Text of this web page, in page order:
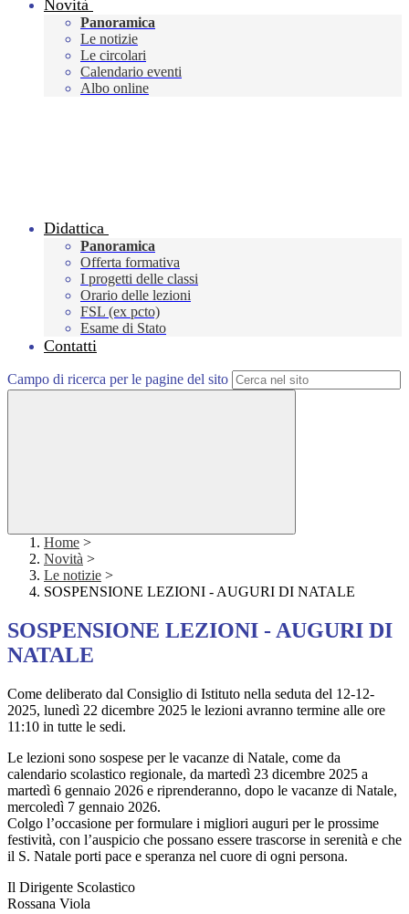
Novità
Panoramica
Le notizie
Le circolari
Calendario eventi
Albo online
Didattica
Panoramica
Offerta formativa
I progetti delle classi
Orario delle lezioni
FSL (ex pcto)
Esame di Stato
Contatti
Campo di ricerca per le pagine del sito
Home >
Novità >
Le notizie >
SOSPENSIONE LEZIONI - AUGURI DI NATALE
SOSPENSIONE LEZIONI - AUGURI DI
NATALE
Come deliberato dal Consiglio di Istituto nella seduta del 12-12-
2025, lunedì 22 dicembre 2025 le lezioni avranno termine alle ore
11:10 in tutte le sedi.
Le lezioni sono sospese per le vacanze di Natale, come da
calendario scolastico regionale, da martedì 23 dicembre 2025 a
martedì 6 gennaio 2026 e riprenderanno, dopo le vacanze di Natale,
mercoledì 7 gennaio 2026.
Colgo l’occasione per formulare i migliori auguri per le prossime
festività, con l’auspicio che possano essere trascorse in serenità e che
il S. Natale porti pace e speranza nel cuore di ogni persona.
Il Dirigente Scolastico
Rossana Viola